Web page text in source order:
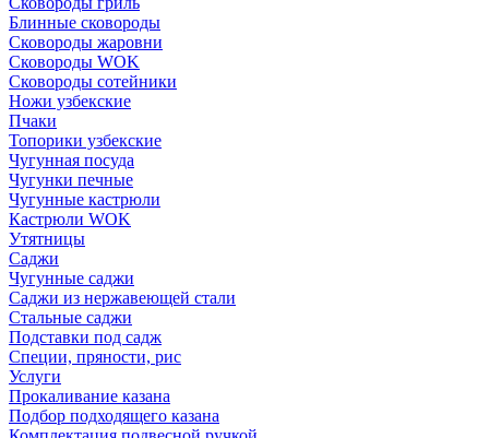
Блинные сковороды
Сковороды жаровни
Сковороды WOK
Сковороды сотейники
Ножи узбекские
Пчаки
Топорики узбекские
Чугунная посуда
Чугунки печные
Чугунные кастрюли
Кастрюли WOK
Утятницы
Саджи
Чугунные саджи
Саджи из нержавеющей стали
Стальные саджи
Подставки под садж
Специи, пряности, рис
Услуги
Прокаливание казана
Подбор подходящего казана